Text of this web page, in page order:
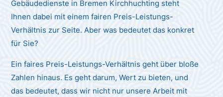
Gebäudedienste in Bremen Kirchhuchting steht
Ihnen dabei mit einem fairen Preis-Leistungs-
Verhältnis zur Seite. Aber was bedeutet das konkret
für Sie?
Ein faires Preis-Leistungs-Verhältnis geht über bloße
Zahlen hinaus. Es geht darum, Wert zu bieten, und
das bedeutet, dass wir nicht nur unsere Arbeit mit